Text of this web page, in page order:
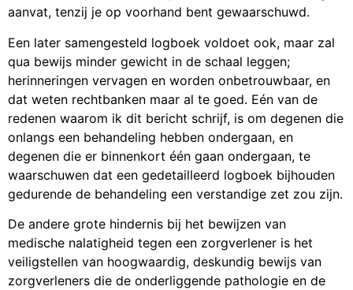
aanvat, tenzij je op voorhand bent gewaarschuwd.
Een later samengesteld logboek voldoet ook, maar zal
qua bewijs minder gewicht in de schaal leggen;
herinneringen vervagen en worden onbetrouwbaar, en
dat weten rechtbanken maar al te goed. Eén van de
redenen waarom ik dit bericht schrijf, is om degenen die
onlangs een behandeling hebben ondergaan, en
degenen die er binnenkort één gaan ondergaan, te
waarschuwen dat een gedetailleerd logboek bijhouden
gedurende de behandeling een verstandige zet zou zijn.
De andere grote hindernis bij het bewijzen van
medische nalatigheid tegen een zorgverlener is het
veiligstellen van hoogwaardig, deskundig bewijs van
zorgverleners die de onderliggende pathologie en de